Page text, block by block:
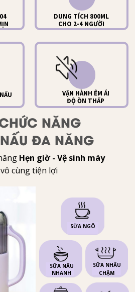
DUNG TÍCH 800ML
CHO 2-4 NGƯỜI
VẬN HÀNH ÊM ÁI
ĐỘ ỒN THẤP
NĂNG
ĐA NĂNG
Hẹn giờ - Vệ sinh máy
vô cùng tiện lợi
SỮA NGÔ
SỮA NẤU
NHANH
SỮA NHẤU
CHẬM